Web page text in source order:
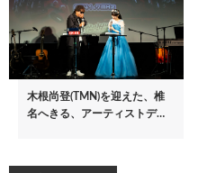
木根尚登(TMN)を迎えた、椎
名へきる、アーティストデ…